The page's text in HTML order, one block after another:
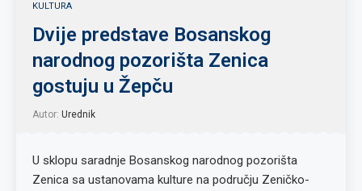
KULTURA
Dvije predstave Bosanskog
narodnog pozorišta Zenica
gostuju u Žepču
Autor: Urednik
U sklopu saradnje Bosanskog narodnog pozorišta
Zenica sa ustanovama kulture na području Zeničko-